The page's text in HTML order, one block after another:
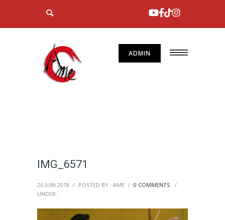
ADMIN
IMG_6571
26 JUIN 2018 / POSTED BY : AME / 0 COMMENTS
/
UNDER :